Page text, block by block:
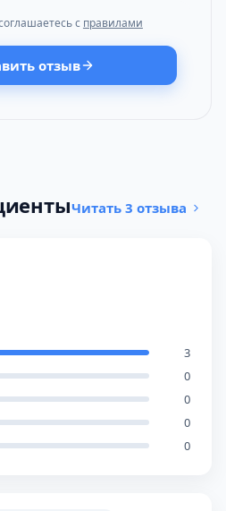
с правилами
отзыв
Читать 3 отзыва
3
0
0
0
0